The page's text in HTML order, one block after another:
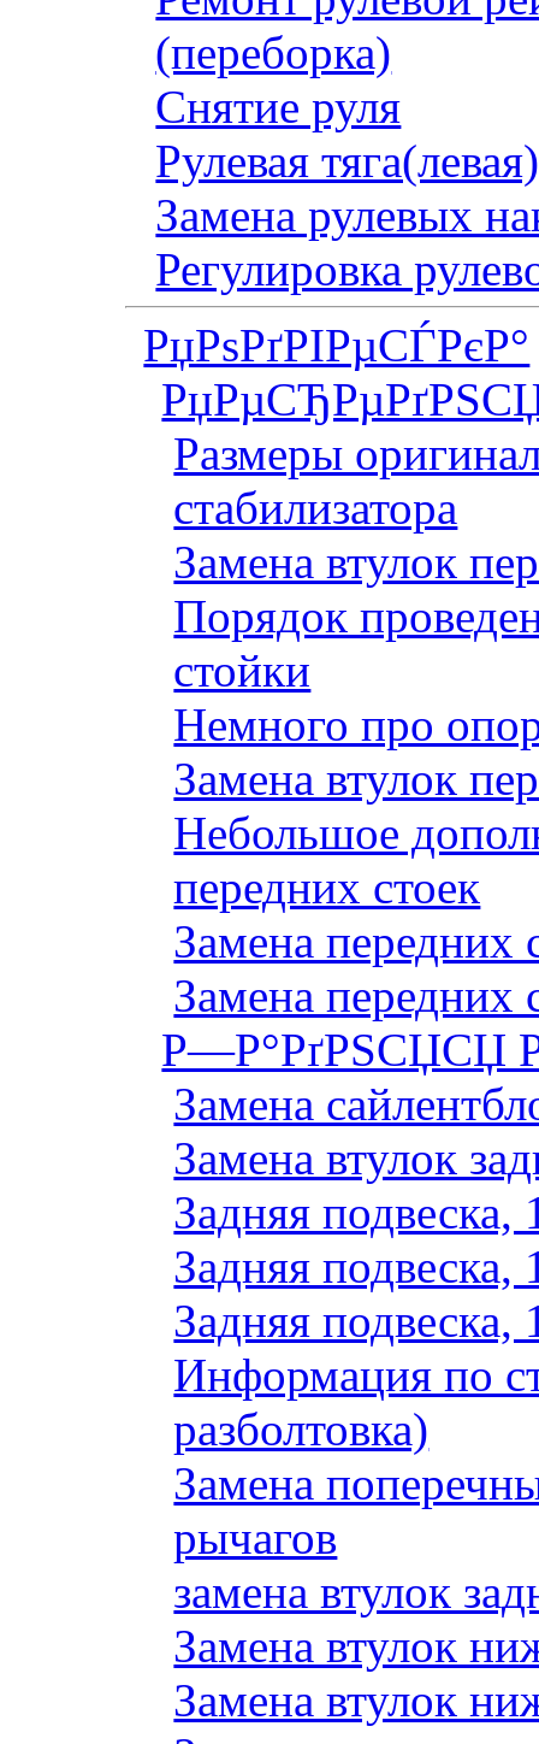
(переборка)
Снятие руля
Рулевая
Замена рулевых
Регулировка
РџРѕРґРІРµСЃРєР°
Размеры
стабилизатора
Замена втулок
Порядок
стойки
Немного про
Замена втулок
Небольшое
передних стоек
Замена передних
Замена передних
Р—Р°РґРЅСЏСЏ
Замена
Замена втулок
Задняя подвеска,
Задняя подвеска,
Задняя
Информация по
разболтовка)
Замена
рычагов
замена втулок
Замена втулок
Замена втулок